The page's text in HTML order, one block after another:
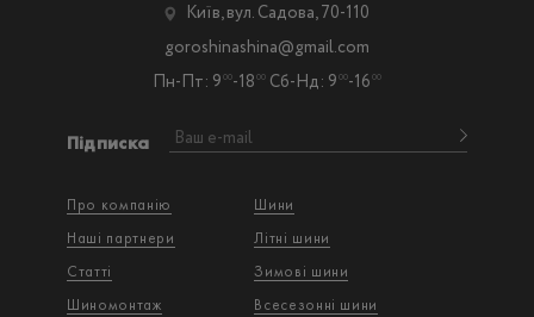
Про компанію
Наші партнери
Статті
Шиномонтаж
Шини
Літні шини
Зимові шини
Всесезонні шини
Підписка
Київ, вул. Садова, 70-110
Пн-Пт: 9 00-18 00 Сб-Нд: 9 00-16 00
goroshinashina@gmail.com